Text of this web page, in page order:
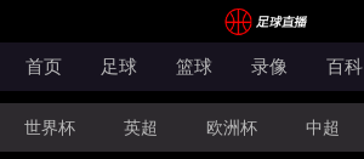
首页 足球 篮球 录像 百科
世界杯 英超 欧洲杯 中超